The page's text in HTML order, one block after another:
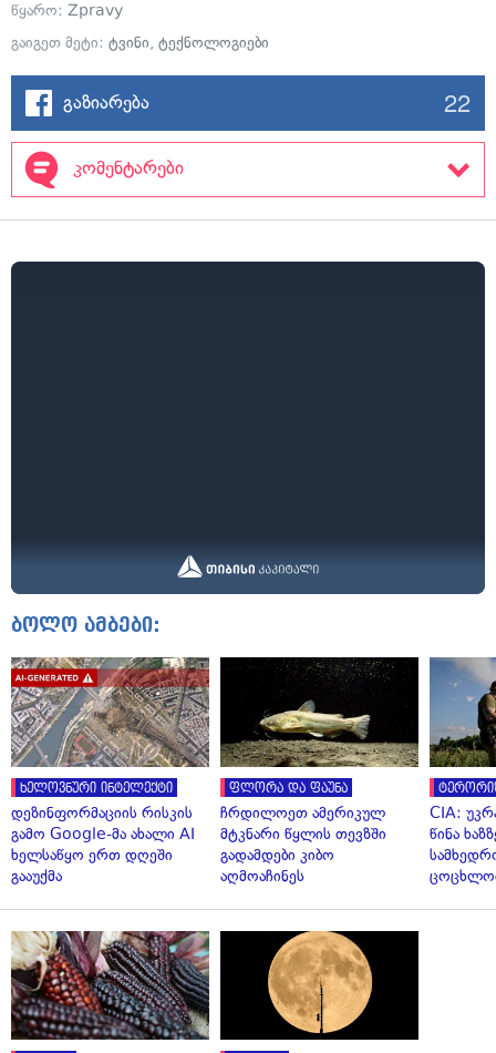
წყარო: Zpravy
გაიგეთ მეტი: ტვინი, ტექნოლოგიები
გაზიარება 22
კომენტარები
ბოლო ამბები:
ხელოვნური ინტელექტი
დეზინფორმაციის რისკის
გამო Google-მა ახალი AI
ხელსაწყო ერთ დღეში
გააუქმა
ფლორა და ფაუნა
ჩრდილოეთ ამერიკულ
მტკნარი წყლის თევზში
გადამდები კიბო
აღმოაჩინეს
CIA:
წინა